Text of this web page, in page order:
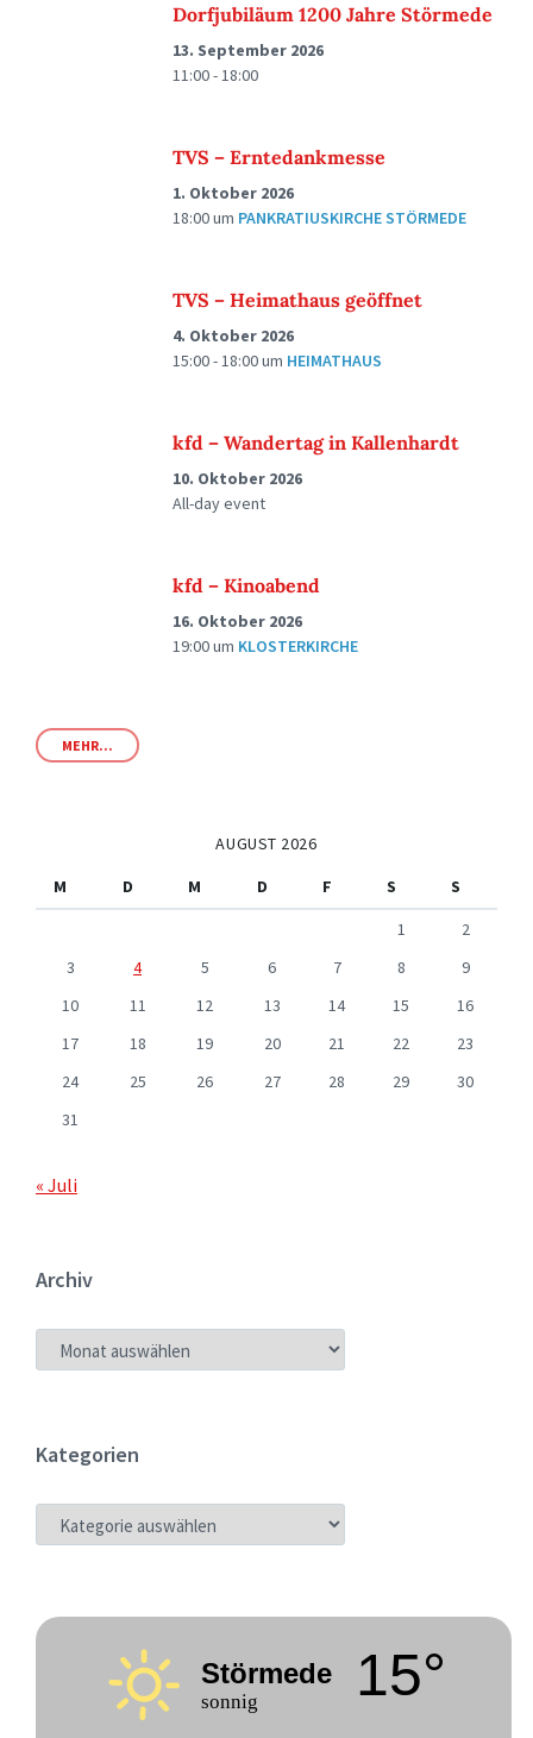
Dorfjubiläum 1200 Jahre Störmede
13. September 2026
11:00 - 18:00
TVS – Erntedankmesse
1. Oktober 2026
18:00um PANKRATIUSKIRCHE STÖRMEDE
TVS – Heimathaus geöffnet
4. Oktober 2026
15:00 - 18:00um HEIMATHAUS
kfd – Wandertag in Kallenhardt
10. Oktober 2026
All-day event
kfd – Kinoabend
16. Oktober 2026
19:00um KLOSTERKIRCHE
MEHR...
AUGUST 2026
M
D M D F S
S
1
2
3
4 5 6 7 8
9
10
11 12 13 14 15
16
17
18 19 20 21 22
23
24
25 26 27 28 29
30
31
« Juli
Archiv
ARCHIV
Kategorien
KATEGORIEN
Störmede
sonnig 15°